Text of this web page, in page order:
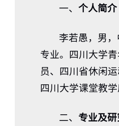
一、个人简介
李若愚，男
专业。四川大学
员、四川省休闲
四川大学课堂教
二、 专业及